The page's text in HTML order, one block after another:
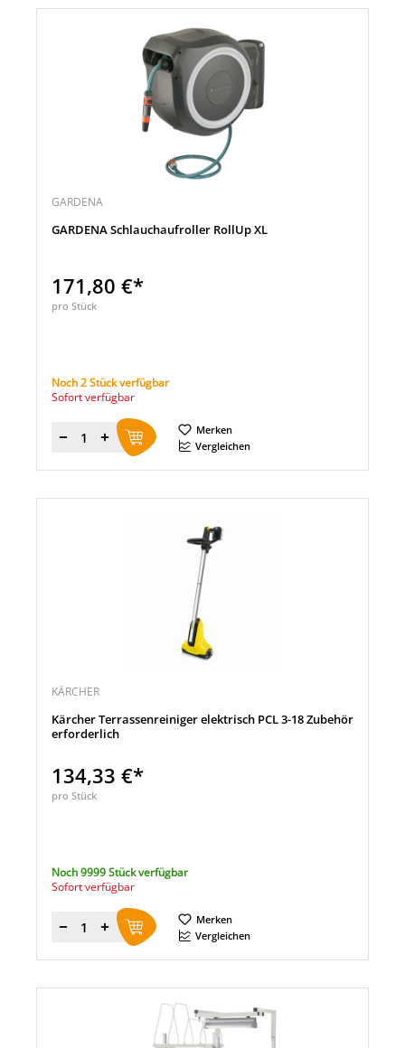
GARDENA
GARDENA Schlauchaufroller RollUp XL
171,80 €*
pro Stück
Noch 2 Stück verfügbar
Sofort verfügbar
Menge
Merken
Vergleichen
KÄRCHER
Kärcher Terrassenreiniger elektrisch PCL 3-18 Zubehör
erforderlich
134,33 €*
pro Stück
Noch 9999 Stück verfügbar
Sofort verfügbar
Menge
Merken
Vergleichen